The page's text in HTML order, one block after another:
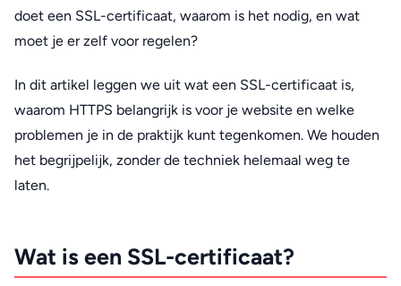
doet een SSL-certificaat, waarom is het nodig, en wat
moet je er zelf voor regelen?
In dit artikel leggen we uit wat een SSL-certificaat is,
waarom HTTPS belangrijk is voor je website en welke
problemen je in de praktijk kunt tegenkomen. We houden
het begrijpelijk, zonder de techniek helemaal weg te
laten.
Wat is een SSL-certificaat?